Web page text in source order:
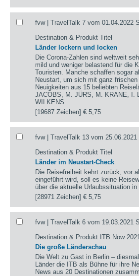
fvw | TravelTalk 7 vom 01.04.2022
Destination & Produkt Titel
Länder lockern und locken
Die Corona-Zahlen sind weltweit
mild und weniger belastend für die
Touristen. Manche schaffen sogar
Neustart, um sich mit ganz
Neuigkeiten aus 15 beliebten
JACOBS, M. JÜRS, M. KRANE, I.
WILKENS
[19687 Zeichen]€ 5,75
fvw | TravelTalk 13 vom
Destination & Produkt Titel
Länder im Neustart-Check
Die Reisefreiheit kehrt zurück, vor
eingeführt wird, soll es keine
über die aktuelle Urlaubssituation in
[28971 Zeichen]€ 5,75
fvw | TravelTalk 6 vom 19.03.2021
Destination & Produkt ITB Now 2021
Die große Länderschau
Die Welt zu Gast in Berlin –
Länder die ITB als Bühne für ihre
News aus 20 Destinationen